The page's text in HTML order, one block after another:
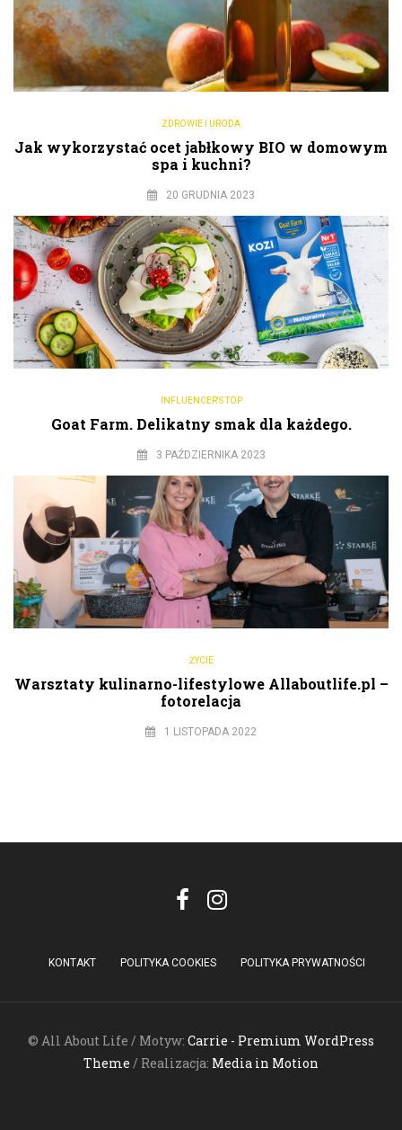
ZDROWIE I URODA
Jak wykorzystać ocet jabłkowy BIO w domowym
spa i kuchni?
20 GRUDNIA 2023
INFLUENCER'S TOP
Goat Farm. Delikatny smak dla każdego.
3 PAŹDZIERNIKA 2023
ŻYCIE
Warsztaty kulinarno-lifestylowe Allaboutlife.pl –
fotorelacja
1 LISTOPADA 2022
KONTAKT POLITYKA COOKIES POLITYKA PRYWATNOŚCI
© All About Life / Motyw: Carrie - Premium WordPress
Theme / Realizacja: Media in Motion